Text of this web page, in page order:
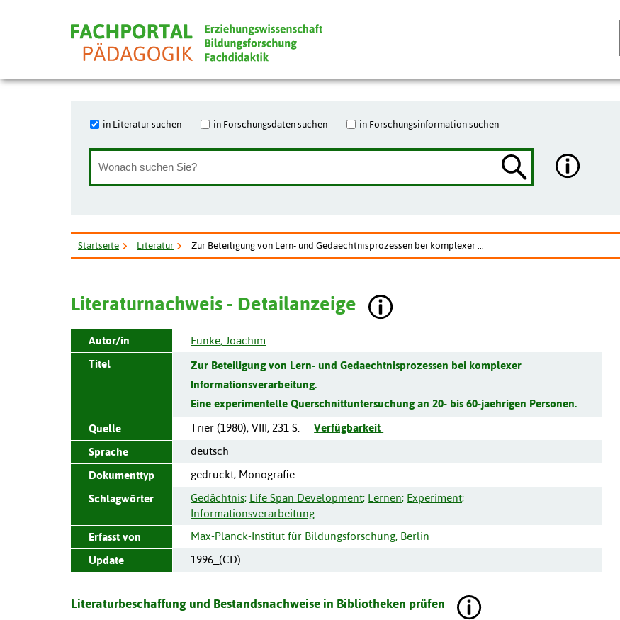
in Literatur suchen in Forschungsdaten suchen in Forschungsinformation suchen
Startseite Literatur Zur Beteiligung von Lern- und Gedaechtnisprozessen bei komplexer ...
Literaturnachweis - Detailanzeige
Autor/in
Funke, Joachim
Titel
Zur Beteiligung von Lern- und Gedaechtnisprozessen bei komplexer
Informationsverarbeitung.
Eine experimentelle Querschnittuntersuchung an 20- bis 60-jaehrigen Personen.
Quelle Trier (1980), VIII, 231 S.
Verfügbarkeit
Sprache
deutsch
Dokumenttyp
gedruckt; Monografie
Schlagwörter
Gedächtnis; Life Span Development; Lernen; Experiment;
Informationsverarbeitung
Erfasst von
Max-Planck-Institut für Bildungsforschung, Berlin
Update
1996_(CD)
Literaturbeschaffung und Bestandsnachweise in Bibliotheken prüfen